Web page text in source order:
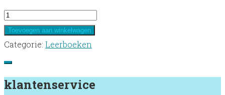
Rijke
taal:
taaldidactiek
voor
basisonderwijs.
Toevoegen aan winkelwagen
Categorie: Leerboeken
klantenservice